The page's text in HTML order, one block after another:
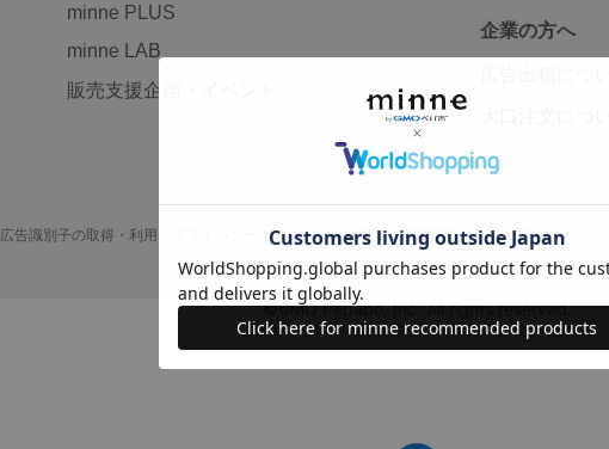
minne PLUS
minne LAB
販売支援企画・イベント
企業の方へ
広告識別子の取得・利用 プライバシーポリシー 会社概要 採用情報 メディアキット
©GMO Pepabo, Inc. All rights reserved.